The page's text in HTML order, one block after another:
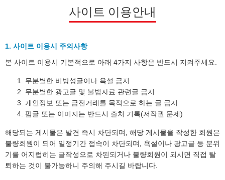
사이트 이용안내
1. 사이트 이용시 주의사항
본 사이트 이용시 기본적으로 아래 4가지 사항은 반드시 지켜주세요.
무분별한 비방성글이나 욕설 금지
무분별한 광고글 및 불법자료 관련글 금지
개인정보 또는 금전거래를 목적으로 하는 글 금지
펌글 또는 이미지는 반드시 출처 기록(저작권 문제)
해당되는 게시물은 발견 즉시 차단되며, 해당 게시물을 작성한 회원은
불량회원이 되어 일정기간 접속이 차단되며, 욕설이나 광고글 등 분위
기를 어지럽히는 글작성으로 차된되거나 불량회원이 되시면 직접 탈
퇴하는 것이 불가능하니 주의해 주시길 바랍니다.